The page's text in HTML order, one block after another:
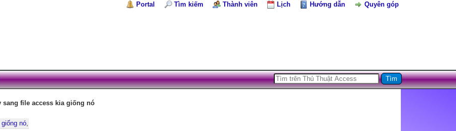
Portal Tìm kiếm Thành viên Lịch Hướng dẫn Quyên góp
file access kia giống nó
nó